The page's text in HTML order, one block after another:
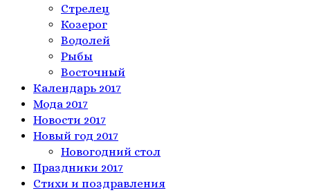
Стрелец
Козерог
Водолей
Рыбы
Восточный
Календарь 2017
Мода 2017
Новости 2017
Новый год 2017
Новогодний стол
Праздники 2017
Стихи и поздравления